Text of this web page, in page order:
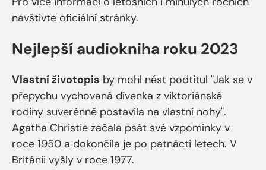
navštivte oficiální stránky.
Nejlepší audiokniha roku 2023
Vlastní životopis by mohl nést podtitul "Jak se v
přepychu vychovaná dívenka z viktoriánské
rodiny suverénně postavila na vlastní nohy".
Agatha Christie začala psát své vzpomínky v
roce 1950 a dokončila je po patnácti letech. V
Británii vyšly v roce 1977.